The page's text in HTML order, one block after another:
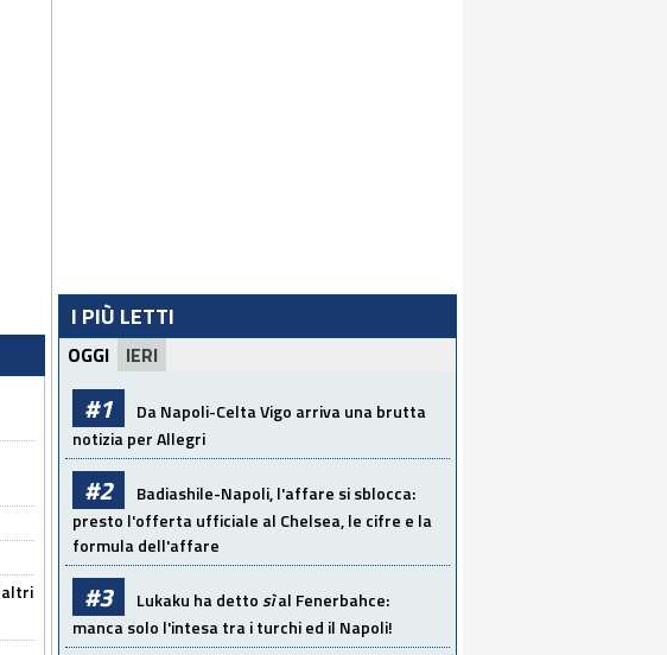
altri
I PIÙ LETTI
OGGI IERI
#1
Da Napoli-Celta Vigo arriva una brutta
notizia per Allegri
#2
Badiashile-Napoli, l'affare si sblocca:
presto l'offerta ufficiale al Chelsea, le cifre e la
formula dell'affare
#3 Lukaku ha dettosìal Fenerbahce:
manca solo l'intesa tra i turchi ed il Napoli!